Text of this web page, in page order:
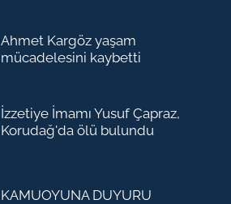
Ahmet Kargöz yaşam
mücadelesini kaybetti
İzzetiye İmamı Yusuf Çapraz,
Korudağ'da ölü bulundu
KAMUOYUNA DUYURU